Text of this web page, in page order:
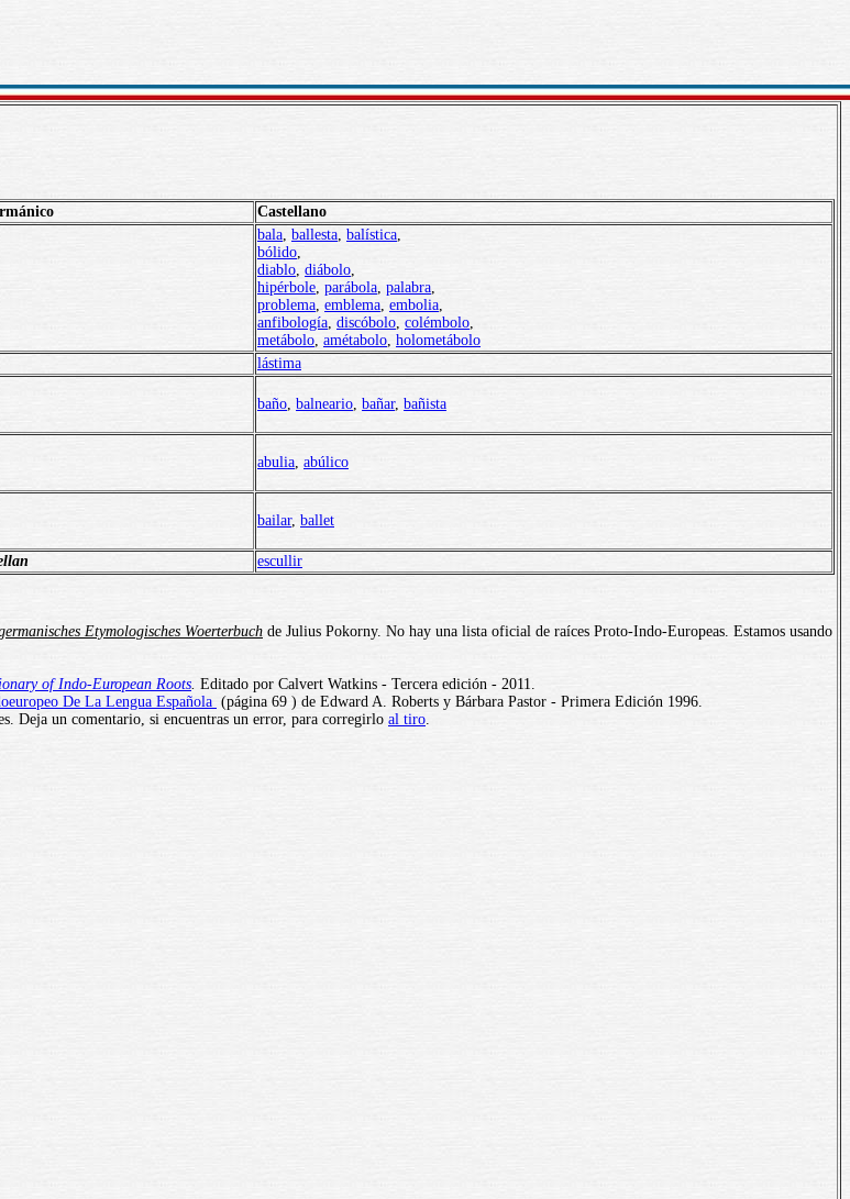
Castellano
bala ballesta balística
bólido
diablo diábolo
hipérbole parábola palabra
problema emblema embolia
anfibología discóbolo colémbolo
metábolo amétabolo holometábolo
lástima
baño balneario bañar, bañista
abulia abúlico
bailar, ballet
escullir
Etymologisches Woerterbuch de Julius Pokorny. No hay una lista oficial de raíces Proto-Indo-Europeas. Estamos usando
of Indo-European Roots Editado por Calvert Watkins - Tercera edición - 2011.
De La Lengua Española (página 69 ) de Edward A. Roberts y Bárbara Pastor - Primera Edición 1996.
Deja un comentario, si encuentras un error, para corregirlo al tiro